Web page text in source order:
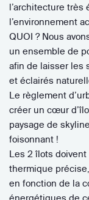
l’architecture très
l’environnement
QUOI ? Nous
un ensemble de
afin de laisser les
et éclairés
Le règlement
créer un cœur
paysage de
foisonnant !
Les 2 îlots
thermique
en fonction de la
énergétiques de